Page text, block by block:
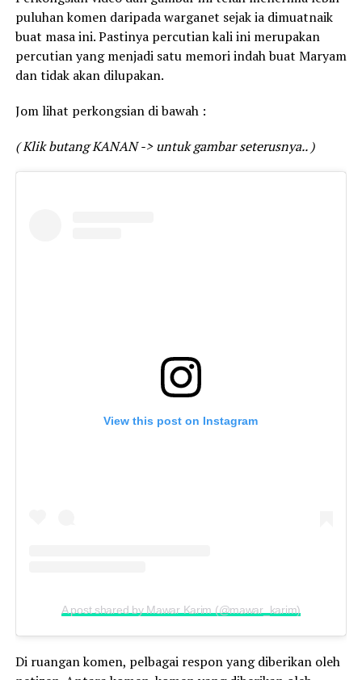
puluhan komen daripada warganet sejak ia dimuatnaik
buat masa ini. Pastinya percutian kali ini merupakan
percutian yang menjadi satu memori indah buat Maryam
dan tidak akan dilupakan.
Jom lihat perkongsian di bawah :
( Klik butang KANAN -> untuk gambar seterusnya.. )
View this post on Instagram
A post shared by Mawar Karim (@mawar_karim)
Di ruangan komen, pelbagai respon yang diberikan oleh